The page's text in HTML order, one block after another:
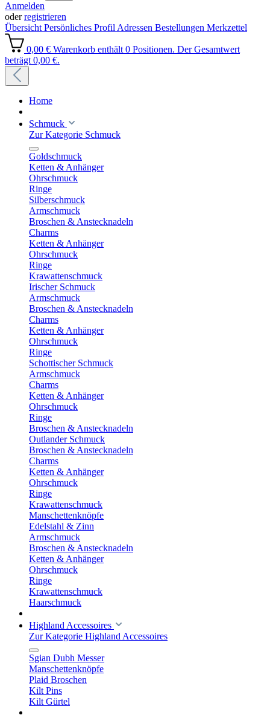
Anmelden
oderregistrieren
Übersicht Persönliches Profil Adressen Bestellungen Merkzettel
0,00 € Warenkorb enthält 0 Positionen. Der Gesamtwert
beträgt 0,00 €.
Home
Schmuck
Zur Kategorie Schmuck
Goldschmuck
Ketten & Anhänger
Ohrschmuck
Ringe
Silberschmuck
Armschmuck
Broschen & Anstecknadeln
Charms
Ketten & Anhänger
Ohrschmuck
Ringe
Krawattenschmuck
Irischer Schmuck
Armschmuck
Broschen & Anstecknadeln
Charms
Ketten & Anhänger
Ohrschmuck
Ringe
Schottischer Schmuck
Armschmuck
Charms
Ketten & Anhänger
Ohrschmuck
Ringe
Broschen & Anstecknadeln
Outlander Schmuck
Broschen & Anstecknadeln
Charms
Ketten & Anhänger
Ohrschmuck
Ringe
Krawattenschmuck
Manschettenknöpfe
Edelstahl & Zinn
Armschmuck
Broschen & Anstecknadeln
Ketten & Anhänger
Ohrschmuck
Ringe
Krawattenschmuck
Haarschmuck
Highland Accessoires
Zur Kategorie Highland Accessoires
Sgian Dubh Messer
Manschettenknöpfe
Plaid Broschen
Kilt Pins
Kilt Gürtel